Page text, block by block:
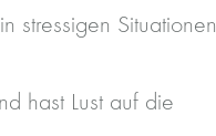
stressigen Situationen
hast Lust auf die